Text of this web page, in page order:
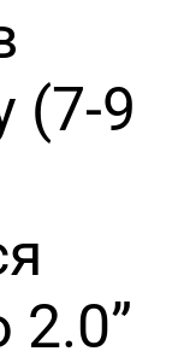
(7-9
2.0”